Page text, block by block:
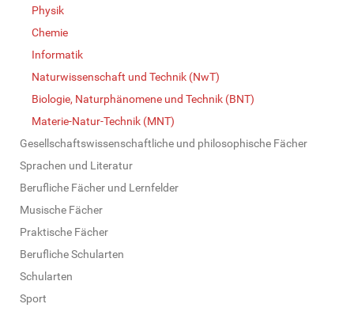
Physik
Chemie
Informatik
Naturwissenschaft und Technik (NwT)
Biologie, Naturphänomene und Technik (BNT)
Materie-Natur-Technik (MNT)
Gesellschaftswissenschaftliche und philosophische Fächer
Sprachen und Literatur
Berufliche Fächer und Lernfelder
Musische Fächer
Praktische Fächer
Berufliche Schularten
Schularten
Sport